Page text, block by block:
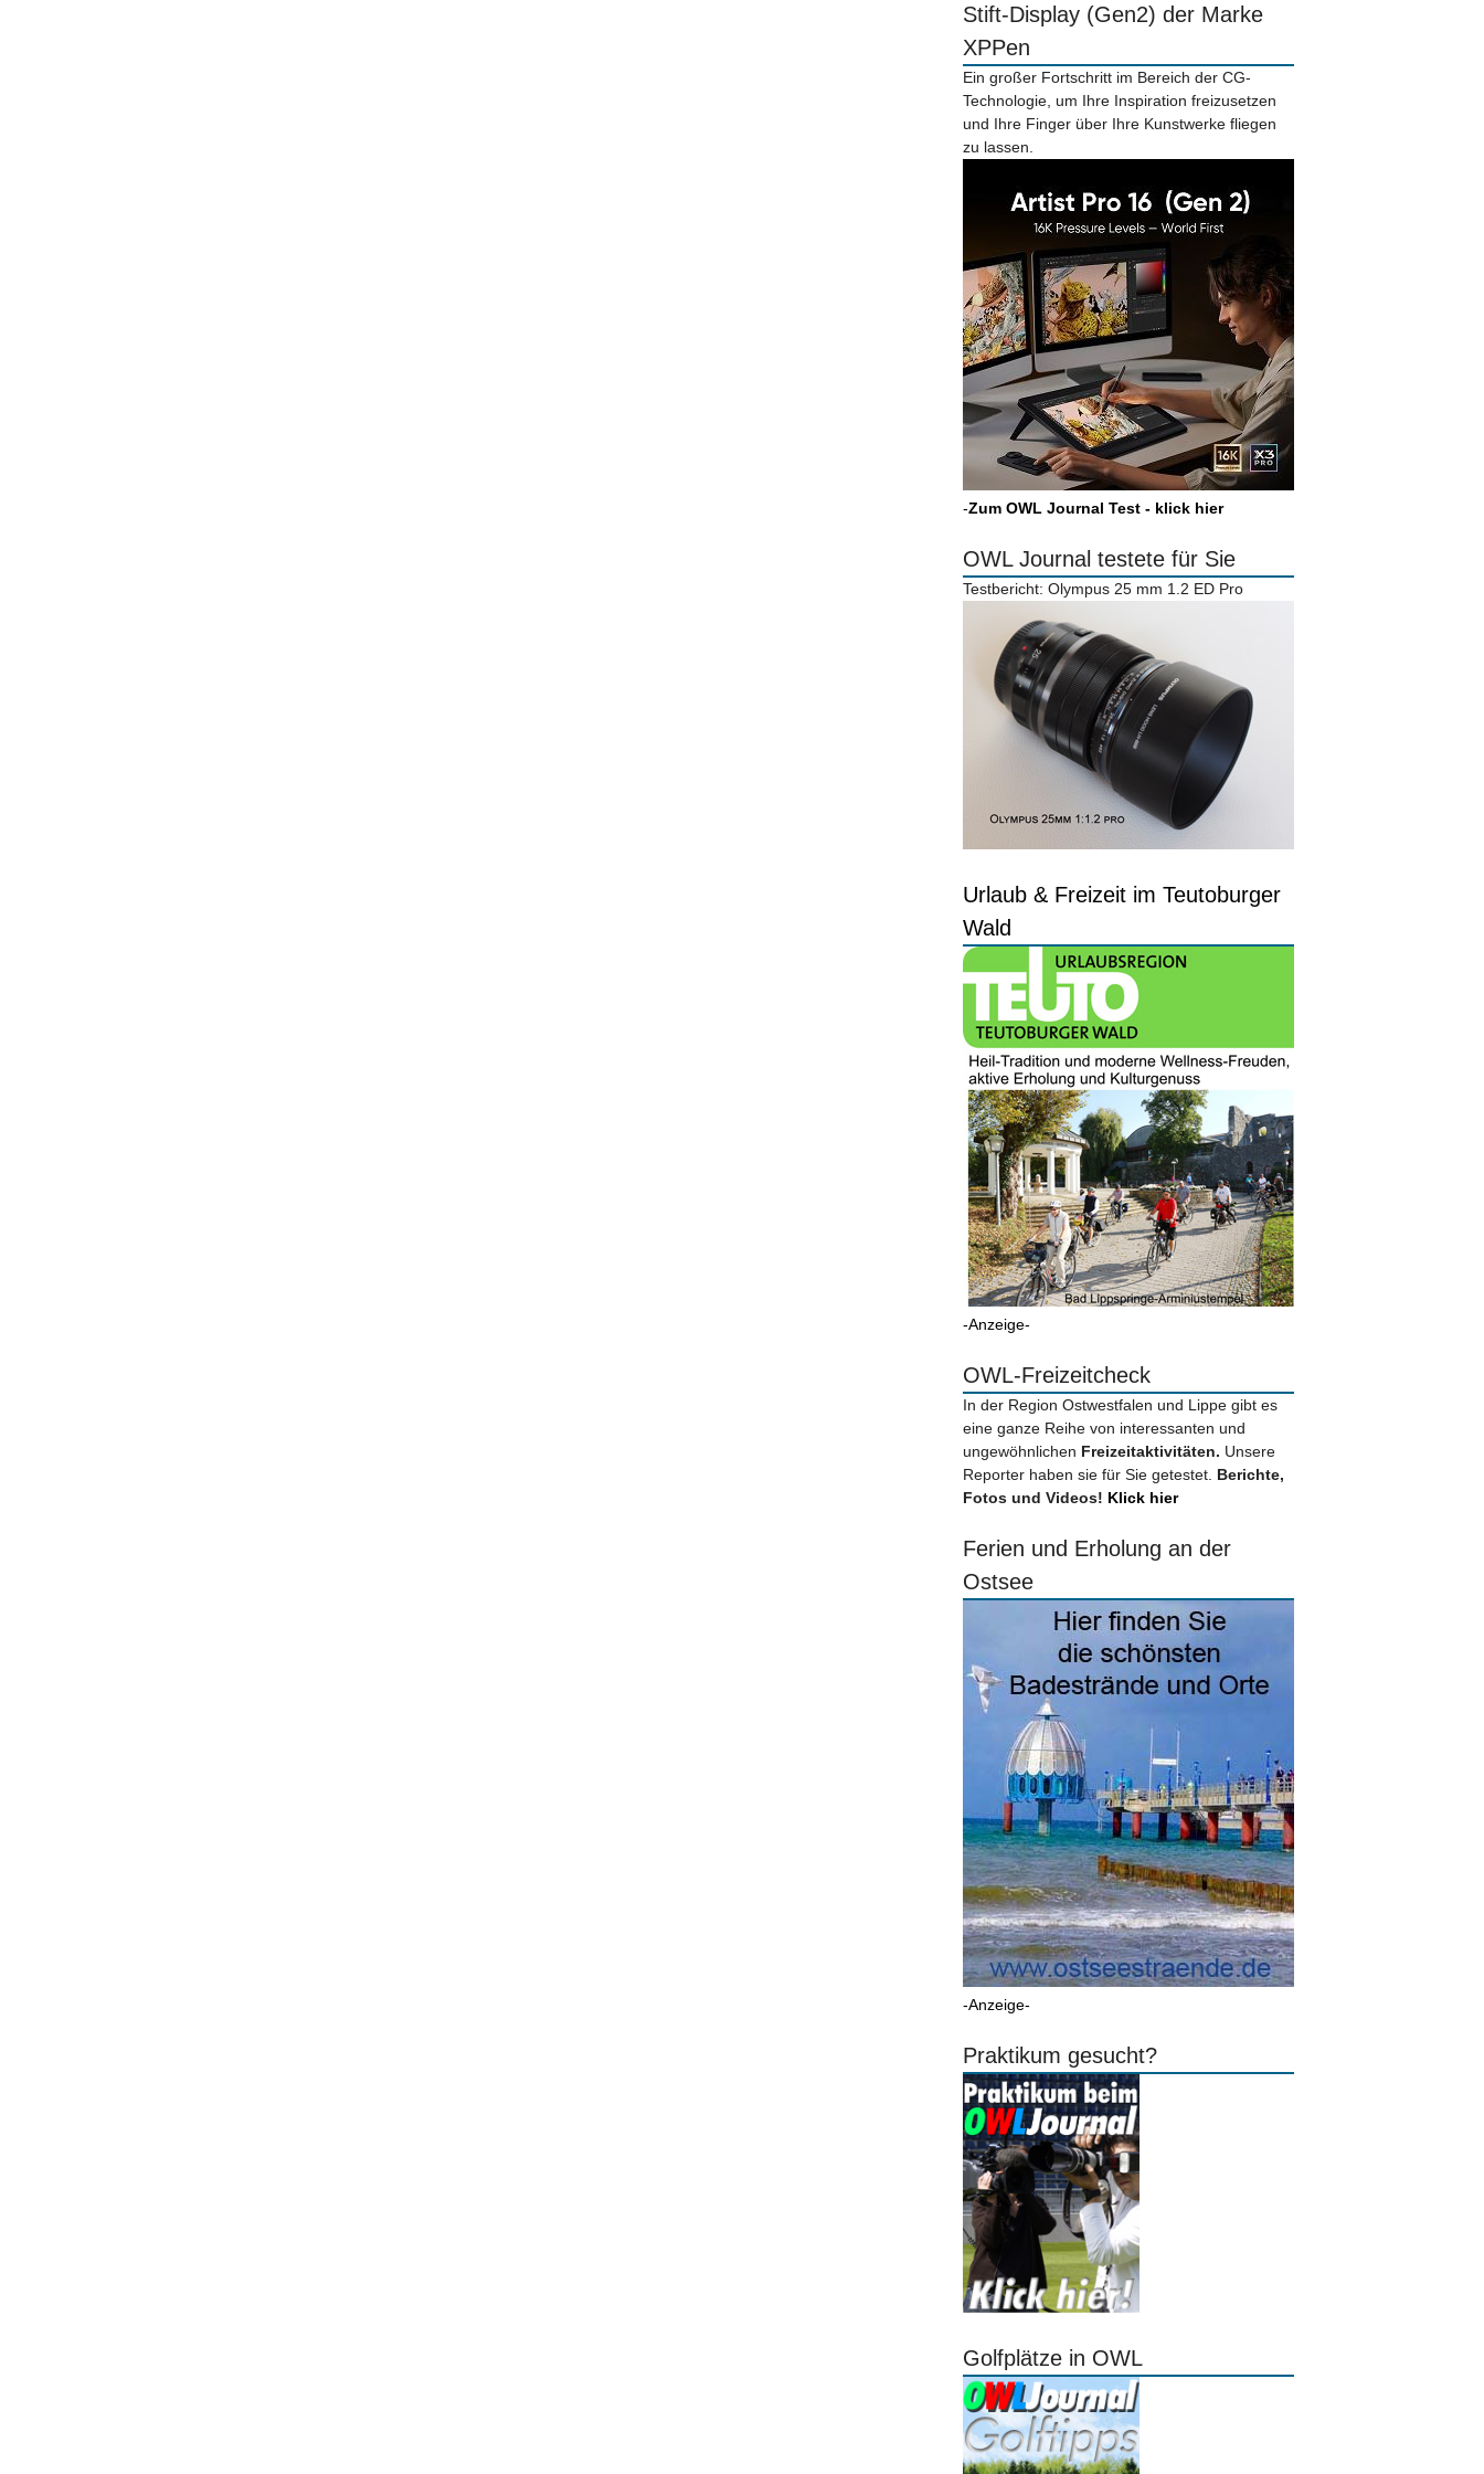
Stift-Display (Gen2) der Marke
XPPen
Ein großer Fortschritt im Bereich der CG-
Technologie, um Ihre Inspiration freizusetzen
und Ihre Finger über Ihre Kunstwerke fliegen
zu lassen.
-Zum OWL Journal Test - klick hier
OWL Journal testete für Sie
Testbericht: Olympus 25 mm 1.2 ED Pro
Urlaub & Freizeit im Teutoburger
Wald
-Anzeige-
OWL-Freizeitcheck
In der Region Ostwestfalen und Lippe gibt es
eine ganze Reihe von interessanten und
ungewöhnlichen Freizeitaktivitäten. Unsere
Reporter haben sie für Sie getestet. Berichte,
Fotos und Videos! Klick hier
Ferien und Erholung an der
Ostsee
-Anzeige-
Praktikum gesucht?
Golfplätze in OWL